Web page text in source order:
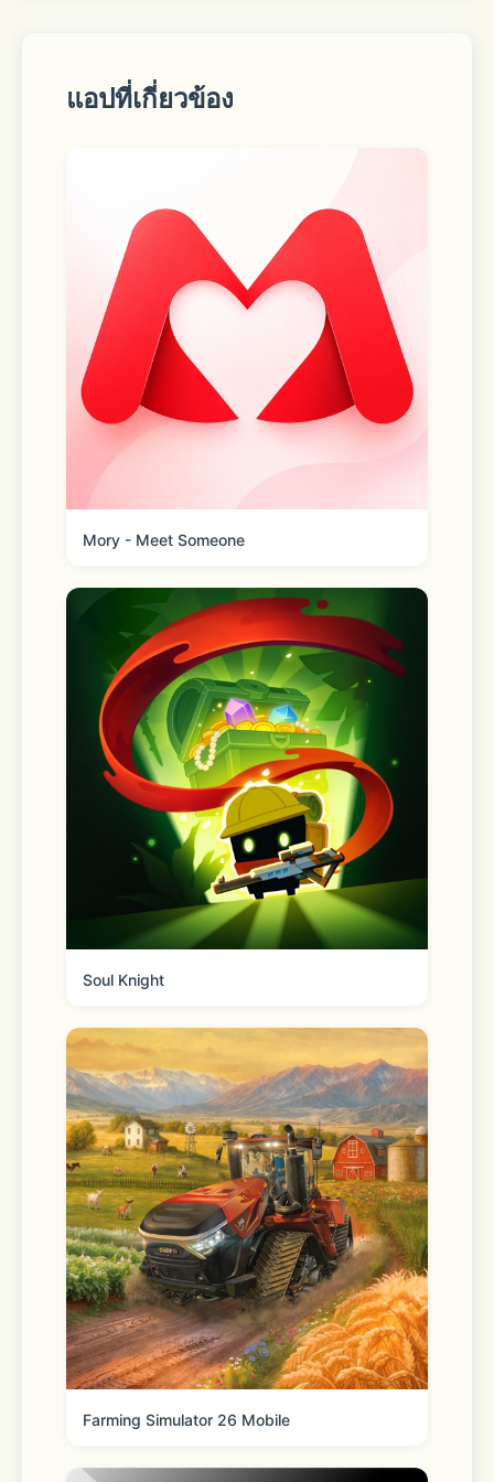
From a local store straight to your
door. For those need-it-now
*Restrictions and fees apply.
Shipping
Fast two-day shipping, dropped off
$35 ship free!
Even more time-saving features you’ll
love:
Store maps
Find it faster. Quickly locate your
faves with easy-to-use features
Get live order updates sent straight
to your phone and track order status
any time from the homepage.
Reorder your essentials
Quickly and easily fill your cart with
frequently purchased items.
Shopping lists
แอปที่เกี่ยวข้อง
Mory - Meet Someone
Soul Knight
Farming Simulator 26 Mobile